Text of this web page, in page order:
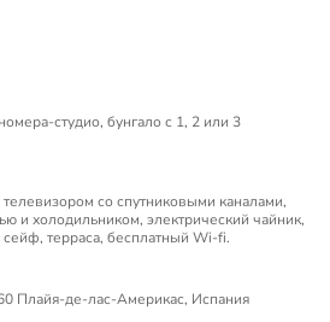
студио, бунгало с 1, 2 или 3
телевизором со спутниковыми каналами,
и холодильником, электрический чайник,
терраса, бесплатный Wi-fi.
Плайя-де-лаc-Америкас, Испания